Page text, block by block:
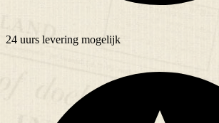
24 uurs levering mogelijk